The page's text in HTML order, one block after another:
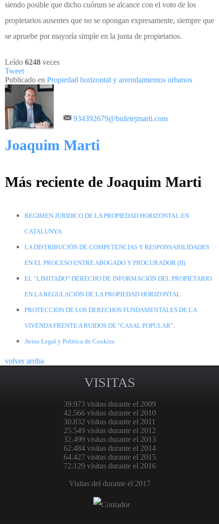
siendo posible que dicho cuórum se alcance con el voto de los
propietarios ausentes que no se opongan expresamente, siempre que
se apruebe por mayoría simple en la junta de propietarios.
Leído 6248 veces
Tweet
Publicado en Propiedad horizontal y arrendamientos urbanos
Joaquim Marti
934392679@bufetejmarti.com
Más reciente de Joaquim Marti
REGIMEN JURIDICO DE LA PROPIEDAD HORIZONTAL EN
CATALUNYA
LA DISTRIBUCIÓN DE COMPETENCIAS Y RESPONSABILIDADES
EN EL PROCESO ENTRE ABOGADO Y PROCURADOR (II)
EL “LIMITADO” DERECHO DE INFORMACIÓN DEL PROPIETARIO
EN LA REGULACIÓN DE LA PROPIEDAD HORIZONTAL.
PROTECCION DE LOS DERECHOS FUNDAMENTALES DE LA
VIVENDA FRENTE A RUIDOS DE "CASAL POPULAR".
Aviso Legal y Politica de Cookies
volver arriba
VISITAS
39.973 visitas durante el 2009
42.566 visitas durante el 2010
30.832 visitas durante el 2011
25.549 visitas durante el 2012
32.499 visitas durante el 2013
62.484 visitas durante el 2014
64.427 visitas durante el 2015
72.129 visitas durante el 2016
Visitas del durante el 2017